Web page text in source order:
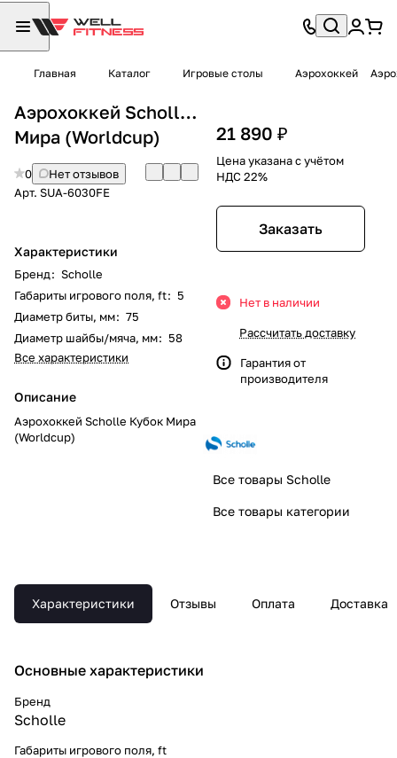
Главная Каталог Игровые столы Аэрохоккей
Аэрохоккей Scholle Кубок
Мира (Worldcup)
0
Нет отзывов
Арт. SUA-6030FE
Характеристики
Бренд: Scholle
Габариты игрового поля, ft: 5
Диаметр биты, мм: 75
Диаметр шайбы/мяча, мм: 58
Все характеристики
Описание
Аэрохоккей Scholle Кубок Мира
(Worldcup)
21 890 ₽
Цена указана с учётом
НДС 22%
Заказать
Нет в наличии
Рассчитать доставку
Гарантия от
производителя
Все товары Scholle
Все товары категории
Характеристики Отзывы Оплата Доставка
Основные xарактеристики
Бренд
Scholle
Габариты игрового поля, ft